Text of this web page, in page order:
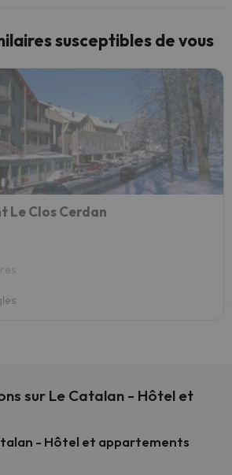
susceptibles de vous
Le Clos Cerdan
sur Le Catalan - Hôtel et
- Hôtel et appartements